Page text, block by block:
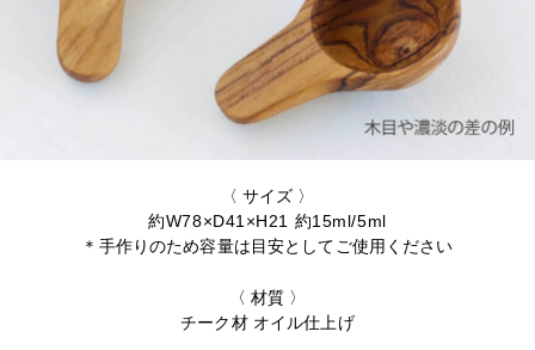
〈 サイズ 〉
約W78×D41×H21 約15ml/5ml
＊手作りのため容量は目安としてご使用ください
〈 材質 〉
チーク材 オイル仕上げ